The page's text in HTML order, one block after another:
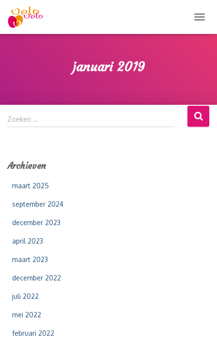
januari 2019
Z
o
n
Zoeken …
Archieven
maart 2025
september 2024
december 2023
april 2023
maart 2023
december 2022
juli 2022
mei 2022
februari 2022